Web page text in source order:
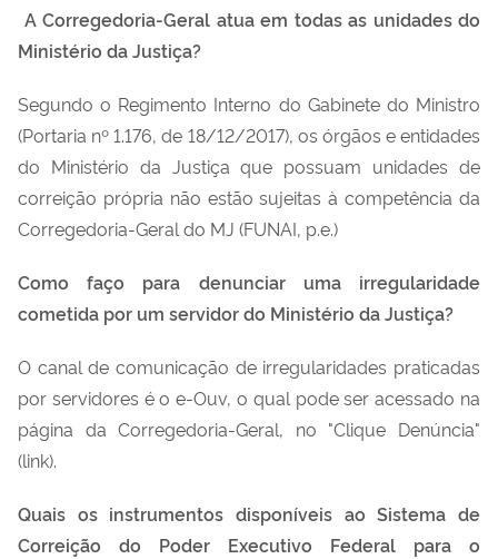
A Corregedoria-Geral atua em todas as unidades do
Ministério da Justiça?
Segundo o Regimento Interno do Gabinete do Ministro
(Portaria nº 1.176, de 18/12/2017), os órgãos e entidades
do Ministério da Justiça que possuam unidades de
correição própria não estão sujeitas à competência da
Corregedoria-Geral do MJ (FUNAI, p.e.)
Como faço para denunciar uma irregularidade
cometida por um servidor do Ministério da Justiça?
O canal de comunicação de irregularidades praticadas
por servidores é o e-Ouv, o qual pode ser acessado na
página da Corregedoria-Geral, no "Clique Denúncia"
(link).
Quais os instrumentos disponíveis ao Sistema de
Correição do Poder Executivo Federal para o